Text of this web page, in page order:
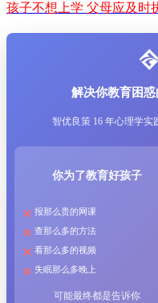
孩子不想上学 父母应及时
解决你教育困
智优良策 16 年心理学实
你为了教育好孩子
报那么贵的网课
查那么多的方法
看那么多的视频
失眠那么多晚上
可能最终都是告诉你